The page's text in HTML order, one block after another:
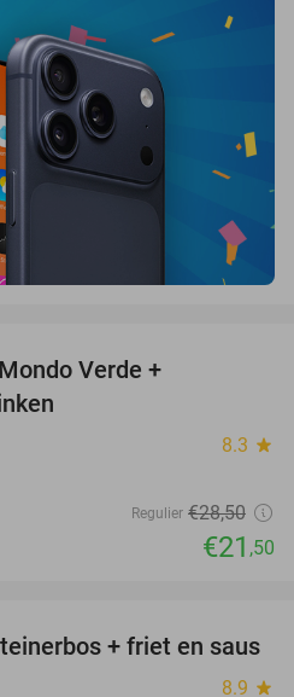
Verde +
8.3 star
Regulier €28,50
€21 ,50
37%
+ friet en saus
8.9 star